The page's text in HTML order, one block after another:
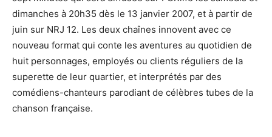
dimanches à 20h35 dès le 13 janvier 2007, et à partir de
juin sur NRJ 12. Les deux chaînes innovent avec ce
nouveau format qui conte les aventures au quotidien de
huit personnages, employés ou clients réguliers de la
superette de leur quartier, et interprétés par des
comédiens-chanteurs parodiant de célèbres tubes de la
chanson française.